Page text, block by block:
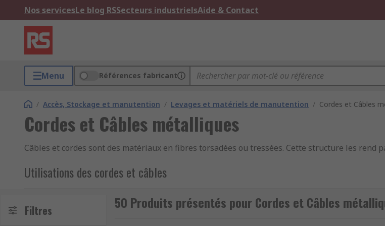
Nos servicesLe blog RSSecteurs industrielsAide & Contact
Menu Références fabricant
/ Accès, Stockage et manutention / Levages et matériels de manutention / Cordes et Câbles
Cordes et Câbles métalliques
Câbles et cordes sont des matériaux en fibres torsadées ou tressées. Cette structure les rend
Utilisations des cordes et câbles
Les cordes en plastique ou en acier sont principalement utilisées pour les travaux qui
On peut les utiliser pendant le transport pour éviter que des marchandises ne se déplacent ou
Filtres 50 Produits présentés pour Cordes et Câbles